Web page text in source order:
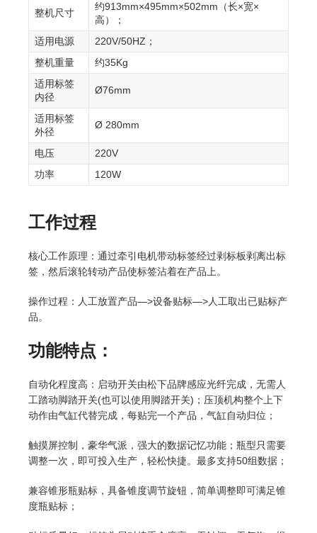
整机尺寸
约913mm×495mm×502mm（长×宽×
高）；
适用电源
220V/50HZ；
整机重量
约35Kg
适用标签
内径
Ø76mm
适用标签
外径
Ø 280mm
电压
220V
功率
120W
工作过程
核心工作原理：通过牵引电机带动标签经过剥标板剥离出标
签，然后滚轮转动产品使标签沾着在产品上。
操作过程：人工放置产品—>设备贴标—>人工取出已贴标产
品。
功能特点：
自动化程度高：启动开关由松下品牌感应光纤完成，无需人
工踏动脚踏开关(也可以使用脚踏开关)；压顶机构整个上下
动作由气缸代替完成，每贴完一个产品，气缸自动归位；
触摸屏控制，豪华气派，强大的数据记忆功能；瓶型只需要
调整一次，即可投入生产，轻松快捷。最多支持50组数据；
兼容锥形瓶贴标，具备锥度调节旋钮，简单调整即可满足锥
度瓶贴标；